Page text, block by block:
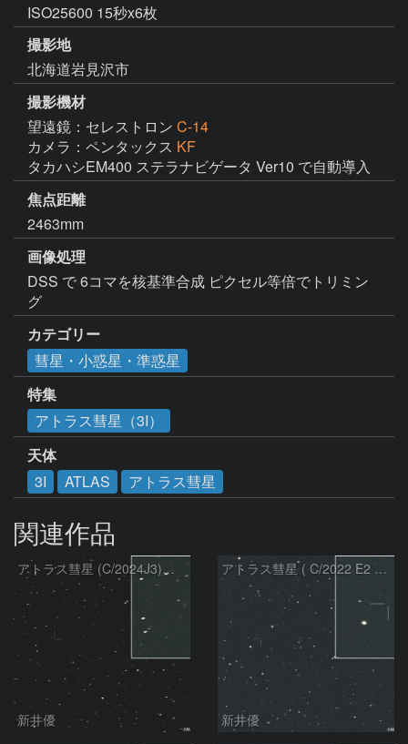
ISO25600 15秒x6枚
撮影地
北海道岩見沢市
撮影機材
望遠鏡：セレストロン C-14
カメラ：ペンタックス KF
タカハシEM400 ステラナビゲータ Ver10 で自動導入
焦点距離
2463mm
画像処理
DSS で 6コマを核基準合成 ピクセル等倍でトリミン
グ
カテゴリー
彗星・小惑星・準惑星
特集
アトラス彗星（3I）
天体
3I
ATLAS アトラス彗星
関連作品
アトラス彗星 (C/2024J3)：2026/08/05
新井優
アトラス彗星 ( C/2022 E2 )：2026/07/27
新井優